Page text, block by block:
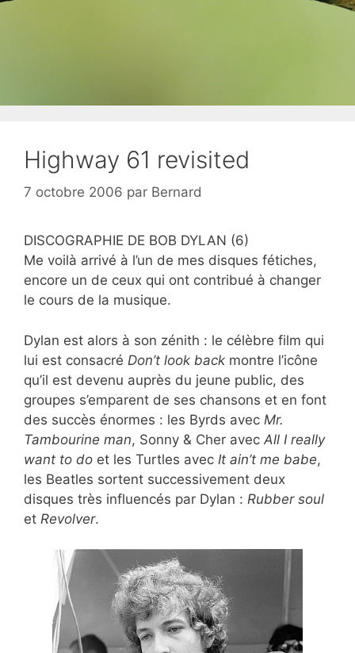
Highway 61 revisited
7 octobre 2006 par Bernard
DISCOGRAPHIE DE BOB DYLAN (6)
Me voilà arrivé à l’un de mes disques fétiches,
encore un de ceux qui ont contribué à changer
le cours de la musique.
Dylan est alors à son zénith : le célèbre film qui
lui est consacré Don’t look back montre l’icône
qu’il est devenu auprès du jeune public, des
groupes s’emparent de ses chansons et en font
des succès énormes : les Byrds avec Mr.
Tambourine man, Sonny & Cher avec All I really
want to do et les Turtles avec It ain’t me babe,
les Beatles sortent successivement deux
disques très influencés par Dylan : Rubber soul
et Revolver.